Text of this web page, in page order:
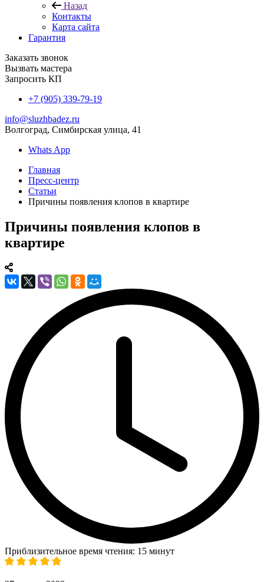
Назад
Контакты
Карта сайта
Гарантия
Заказать звонок
Вызвать мастера
Запросить КП
+7 (905) 339-79-19
info@sluzhbadez.ru
Волгоград, Симбирская улица, 41
Whats App
Главная
Пресс-центр
Статьи
Причины появления клопов в квартире
Причины появления клопов в
квартире
Приблизительное время чтения: 15 минут